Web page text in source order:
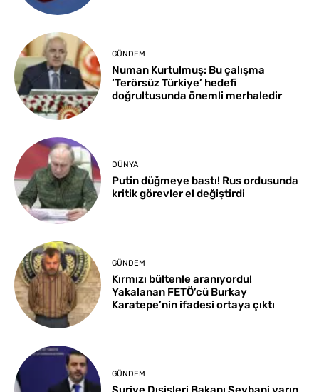
GÜNDEM
Numan Kurtulmuş: Bu çalışma
‘Terörsüz Türkiye’ hedefi
doğrultusunda önemli merhaledir
DÜNYA
Putin düğmeye bastı! Rus ordusunda
kritik görevler el değiştirdi
GÜNDEM
Kırmızı bültenle aranıyordu!
Yakalanan FETÖ’cü Burkay
Karatepe’nin ifadesi ortaya çıktı
GÜNDEM